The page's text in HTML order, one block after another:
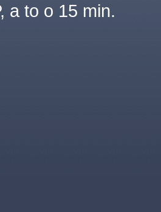
a to o 15 min.